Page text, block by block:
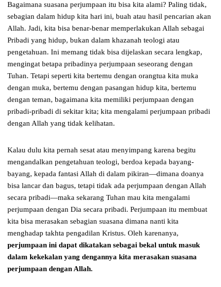
Bagaimana suasana perjumpaan itu bisa kita alami? Paling tidak,
sebagian dalam hidup kita hari ini, buah atau hasil pencarian akan
Allah. Jadi, kita bisa benar-benar memperlakukan Allah sebagai
Pribadi yang hidup, bukan dalam khazanah teologi atau
pengetahuan. Ini memang tidak bisa dijelaskan secara lengkap,
mengingat betapa pribadinya perjumpaan seseorang dengan
Tuhan. Tetapi seperti kita bertemu dengan orangtua kita muka
dengan muka, bertemu dengan pasangan hidup kita, bertemu
dengan teman, bagaimana kita memiliki perjumpaan dengan
pribadi-pribadi di sekitar kita; kita mengalami perjumpaan pribadi
dengan Allah yang tidak kelihatan.
Kalau dulu kita pernah sesat atau menyimpang karena begitu
mengandalkan pengetahuan teologi, berdoa kepada bayang-
bayang, kepada fantasi Allah di dalam pikiran—dimana doanya
bisa lancar dan bagus, tetapi tidak ada perjumpaan dengan Allah
secara pribadi—maka sekarang Tuhan mau kita mengalami
perjumpaan dengan Dia secara pribadi. Perjumpaan itu membuat
kita bisa merasakan sebagian suasana dimana nanti kita
menghadap takhta pengadilan Kristus. Oleh karenanya,
perjumpaan ini dapat dikatakan sebagai bekal untuk masuk
dalam kekekalan yang dengannya kita merasakan suasana
perjumpaan dengan Allah.